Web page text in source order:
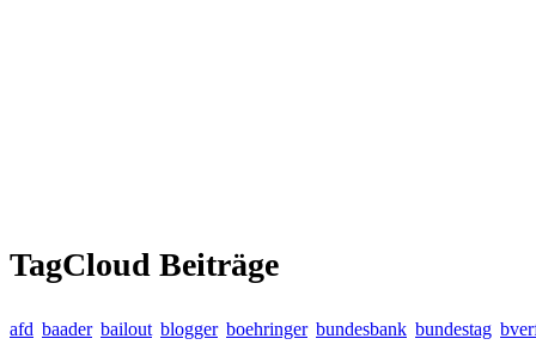
TagCloud Beiträge
afd baader bailout blogger boehringer bundesbank bundestag